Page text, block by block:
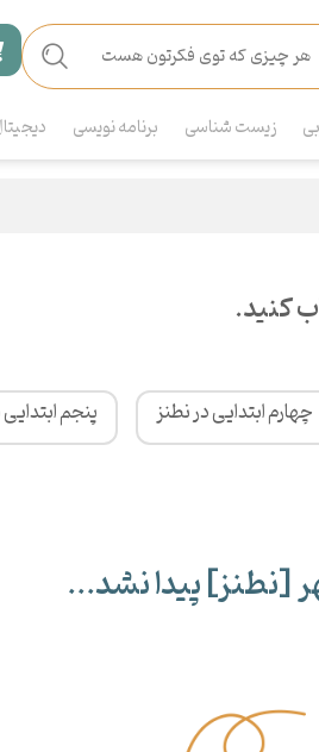
زیست شناسی برنامه نویسی
کنید.
چهارم ابتدایی در نطنز پنجم
[نطنز] پیدا نشد...